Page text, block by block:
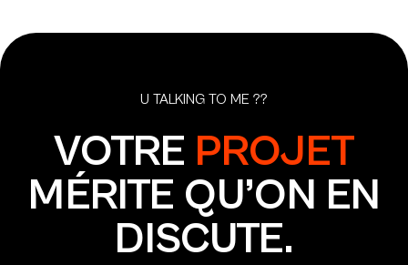
U TALKING TO ME ??
VOTRE PROJET
MÉRITE QU’ON EN
DISCUTE.